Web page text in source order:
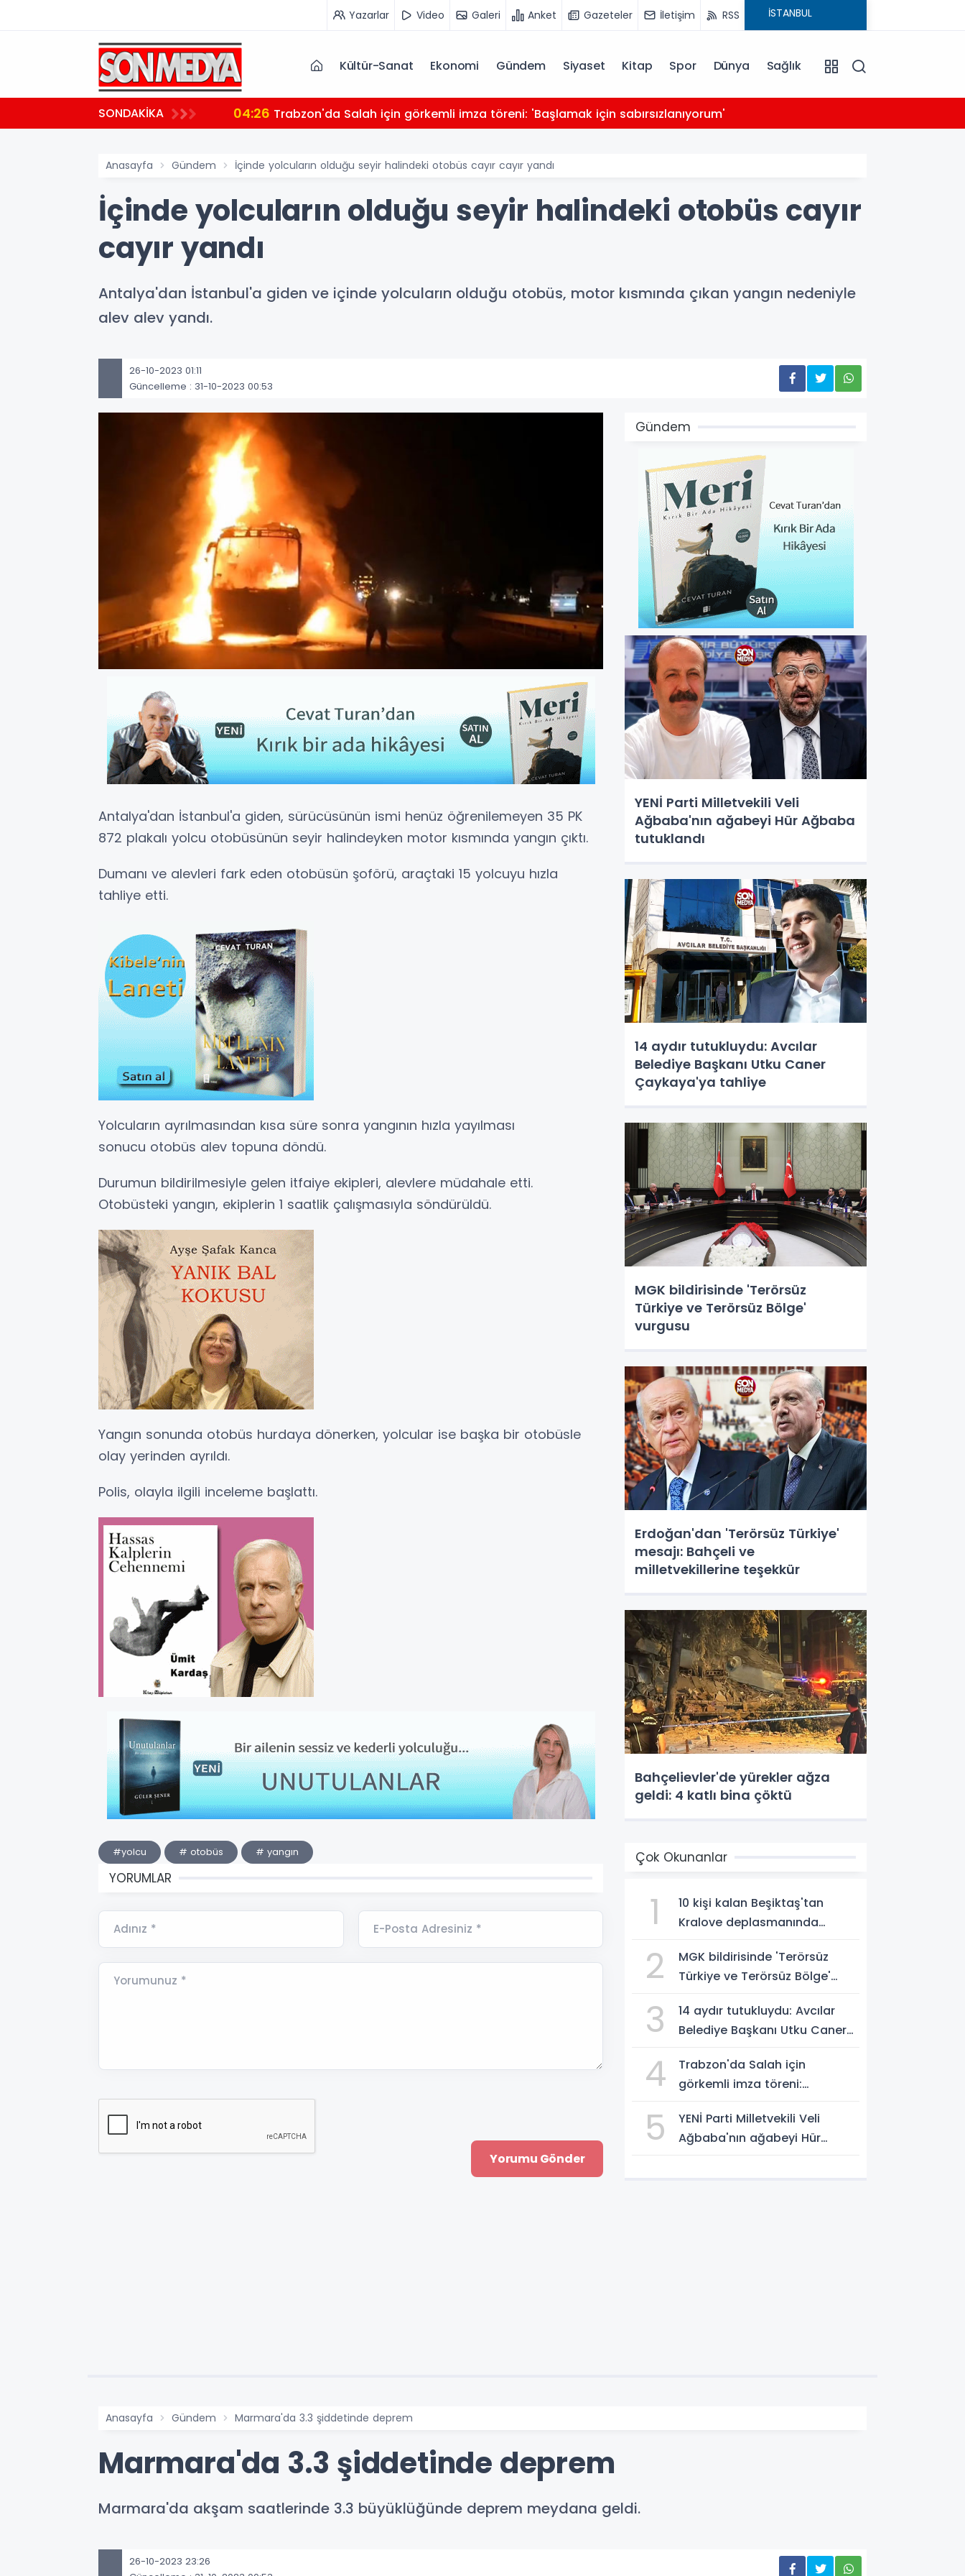
Yazarlar Video Galeri Anket Gazeteler İletişim RSS
Kültür-Sanat Ekonomi Gündem Siyaset Kitap Spor Dünya Sağlık
SONDAKİKA 04:26 Trabzon'da Salah için görkemli imza töreni: 'Başlamak için sabırsızlanıyorum'
Anasayfa Gündem İçinde yolcuların olduğu seyir halindeki otobüs cayır cayır yandı
İçinde yolcuların olduğu seyir halindeki otobüs cayır
cayır yandı
Antalya'dan İstanbul'a giden ve içinde yolcuların olduğu otobüs, motor kısmında çıkan yangın nedeniyle
alev alev yandı.
26-10-2023 01:11
Güncelleme : 31-10-2023 00:53
Antalya'dan İstanbul'a giden, sürücüsünün ismi henüz öğrenilemeyen 35 PK
872 plakalı yolcu otobüsünün seyir halindeyken motor kısmında yangın çıktı.
Dumanı ve alevleri fark eden otobüsün şoförü, araçtaki 15 yolcuyu hızla
tahliye etti.
Yolcuların ayrılmasından kısa süre sonra yangının hızla yayılması
sonucu otobüs alev topuna döndü.
Durumun bildirilmesiyle gelen itfaiye ekipleri, alevlere müdahale etti.
Otobüsteki yangın, ekiplerin 1 saatlik çalışmasıyla söndürüldü.
Yangın sonunda otobüs hurdaya dönerken, yolcular ise başka bir otobüsle
olay yerinden ayrıldı.
Polis, olayla ilgili inceleme başlattı.
#yolcu # otobüs # yangın
YORUMLAR
Adınız * E-Posta Adresiniz *
Yorumunuz *
Gündem
YENİ Parti Milletvekili Veli
Ağbaba'nın ağabeyi Hür Ağbaba
tutuklandı
14 aydır tutukluydu: Avcılar
Belediye Başkanı Utku Caner
Çaykaya'ya tahliye
MGK bildirisinde 'Terörsüz
Türkiye ve Terörsüz Bölge'
vurgusu
Erdoğan'dan 'Terörsüz Türkiye'
mesajı: Bahçeli ve
milletvekillerine teşekkür
Bahçelievler'de yürekler ağza
geldi: 4 katlı bina çöktü
Çok Okunanlar
1
10 kişi kalan Beşiktaş'tan
Kralove deplasmanında
2
MGK bildirisinde 'Terörsüz
Türkiye ve Terörsüz Bölge'
3
14 aydır tutukluydu: Avcılar
Belediye Başkanı Utku Caner
4
Trabzon'da Salah için
görkemli imza töreni:
sabırsızlanıyorum'
5
YENİ Parti Milletvekili Veli
Ağbaba'nın ağabeyi Hür
Anasayfa Gündem Marmara'da 3.3 şiddetinde deprem
Marmara'da 3.3 şiddetinde deprem
Marmara'da akşam saatlerinde 3.3 büyüklüğünde deprem meydana geldi.
26-10-2023 23:26